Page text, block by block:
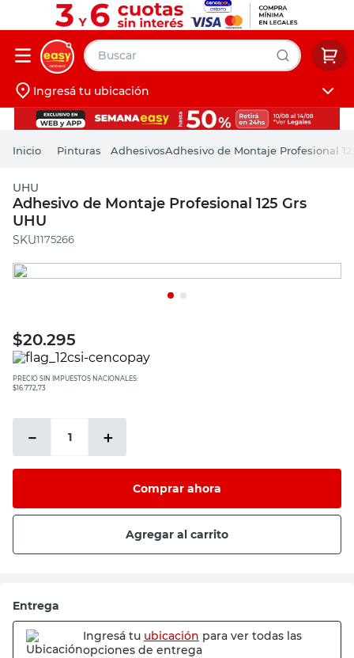
Buscar
Iniciá sesión
Ingresá tu ubicación
Pinturas AdhesivosAdhesivo de Montaje Profesional
UHU
Adhesivo de Montaje Profesional 125 Grs
UHU
:1175266
$20.295
PRECIO SIN IMPUESTOS NACIONALES:
$16.772,73
＋
－
Comprar ahora
Agregar al carrito
Entrega
Ingresá tu ubicación para ver todas las
opciones de entrega
muebles
pintura
escritorio
placard